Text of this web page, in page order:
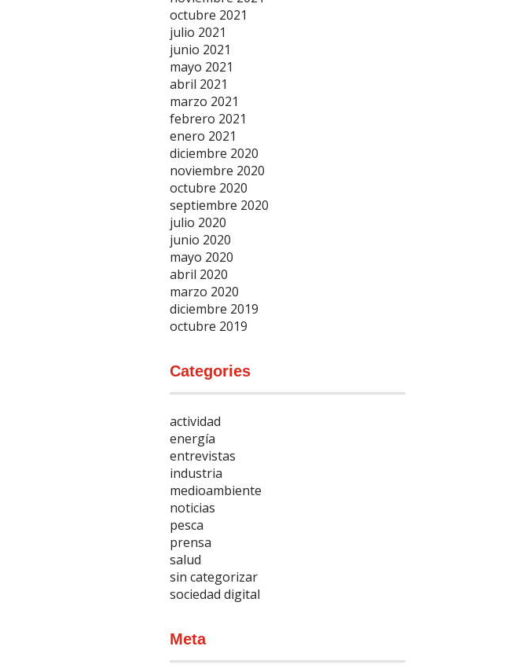
octubre 2021
julio 2021
junio 2021
mayo 2021
abril 2021
marzo 2021
febrero 2021
enero 2021
diciembre 2020
noviembre 2020
octubre 2020
septiembre 2020
julio 2020
junio 2020
mayo 2020
abril 2020
marzo 2020
diciembre 2019
octubre 2019
Categories
actividad
energía
entrevistas
industria
medioambiente
noticias
pesca
prensa
salud
sin categorizar
sociedad digital
Meta